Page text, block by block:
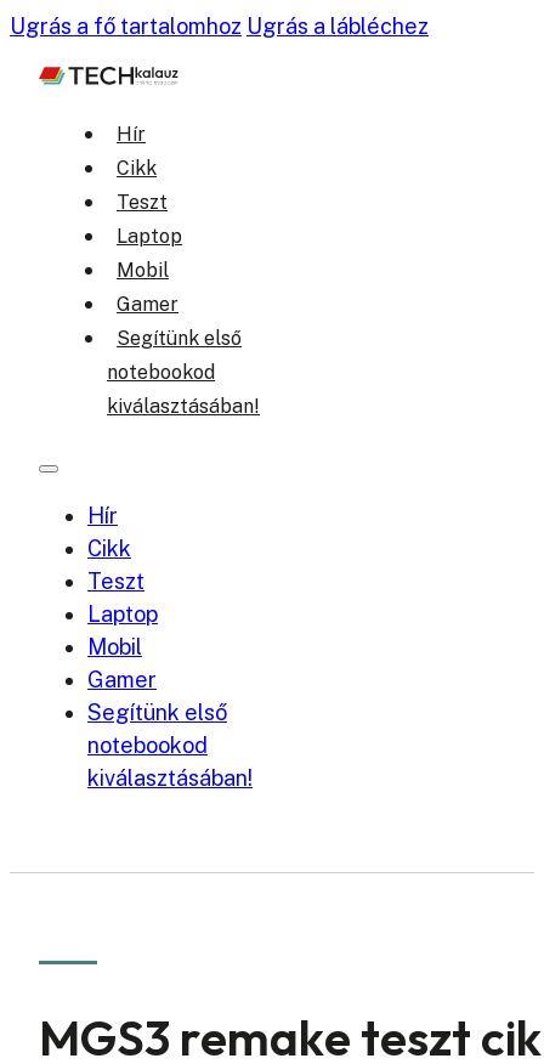
Ugrás a fő tartalomhoz Ugrás a lábléchez
Hír
Cikk
Teszt
Laptop
Mobil
Gamer
Segítünk első
notebookod
kiválasztásában!
Hír
Cikk
Teszt
Laptop
Mobil
Gamer
Segítünk első
notebookod
kiválasztásában!
MGS3 remake teszt